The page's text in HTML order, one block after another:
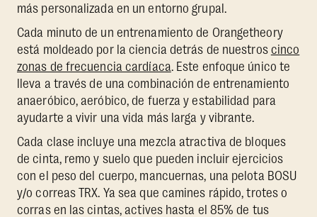
más personalizada en un entorno grupal.
Cada minuto de un entrenamiento de Orangetheory
está moldeado por la ciencia detrás de nuestros cinco
zonas de frecuencia cardíaca. Este enfoque único te
lleva a través de una combinación de entrenamiento
anaeróbico, aeróbico, de fuerza y estabilidad para
ayudarte a vivir una vida más larga y vibrante.
Cada clase incluye una mezcla atractiva de bloques
de cinta, remo y suelo que pueden incluir ejercicios
con el peso del cuerpo, mancuernas, una pelota BOSU
y/o correas TRX. Ya sea que camines rápido, trotes o
corras en las cintas, actives hasta el 85% de tus